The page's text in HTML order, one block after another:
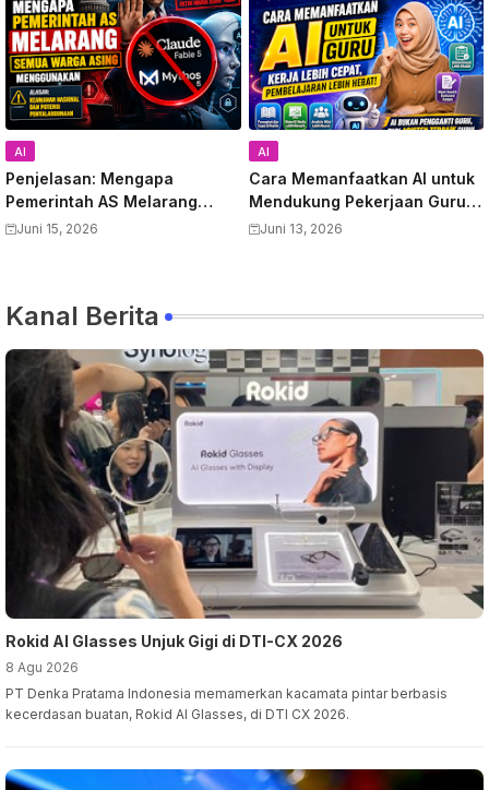
AI
Penjelasan: Mengapa
Pemerintah AS Melarang
Semua Warga Asing
Juni 15, 2026
AI
Cara Memanfaatkan AI untuk
Mendukung Pekerjaan Guru:
Panduan Lengkap
Juni 13, 2026
Kanal Berita
Rokid AI Glasses Unjuk Gigi di DTI-CX 2026
8 Agu 2026
PT Denka Pratama Indonesia memamerkan kacamata pintar berbasis
kecerdasan buatan, Rokid AI Glasses, di DTI CX 2026.